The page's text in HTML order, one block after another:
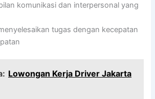
komunikasi dan interpersonal yang
tugas dengan kecepatan
Lowongan Kerja Driver Jakarta